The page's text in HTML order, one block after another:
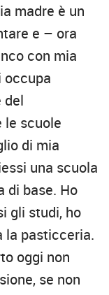
madre è un
e – ora
con mia
occupa
del
le scuole
di mia
una scuola
di base. Ho
gli studi, ho
la pasticceria.
oggi non
se non